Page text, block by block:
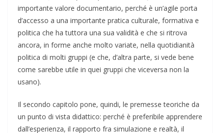
importante valore documentario, perché è un’agile porta
d’accesso a una importante pratica culturale, formativa e
politica che ha tuttora una sua validità e che si ritrova
ancora, in forme anche molto variate, nella quotidianità
politica di molti gruppi (e che, d’altra parte, si vede bene
come sarebbe utile in quei gruppi che viceversa non la
usano).
Il secondo capitolo pone, quindi, le premesse teoriche da
un punto di vista didattico: perché è preferibile apprendere
dall’esperienza, il rapporto fra simulazione e realtà, il